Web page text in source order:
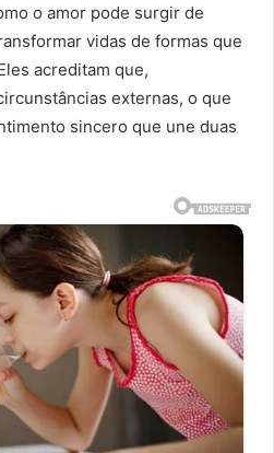
o amor pode surgir de
vidas de formas que
acreditam que,
externas, o que
sincero que une duas